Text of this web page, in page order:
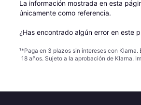
La información mostrada en esta
únicamente como referencia.
¿Has encontrado algún error en este
¹*Paga en 3 plazos sin intereses con
18 años. Sujeto a la aprobación de Klarna.